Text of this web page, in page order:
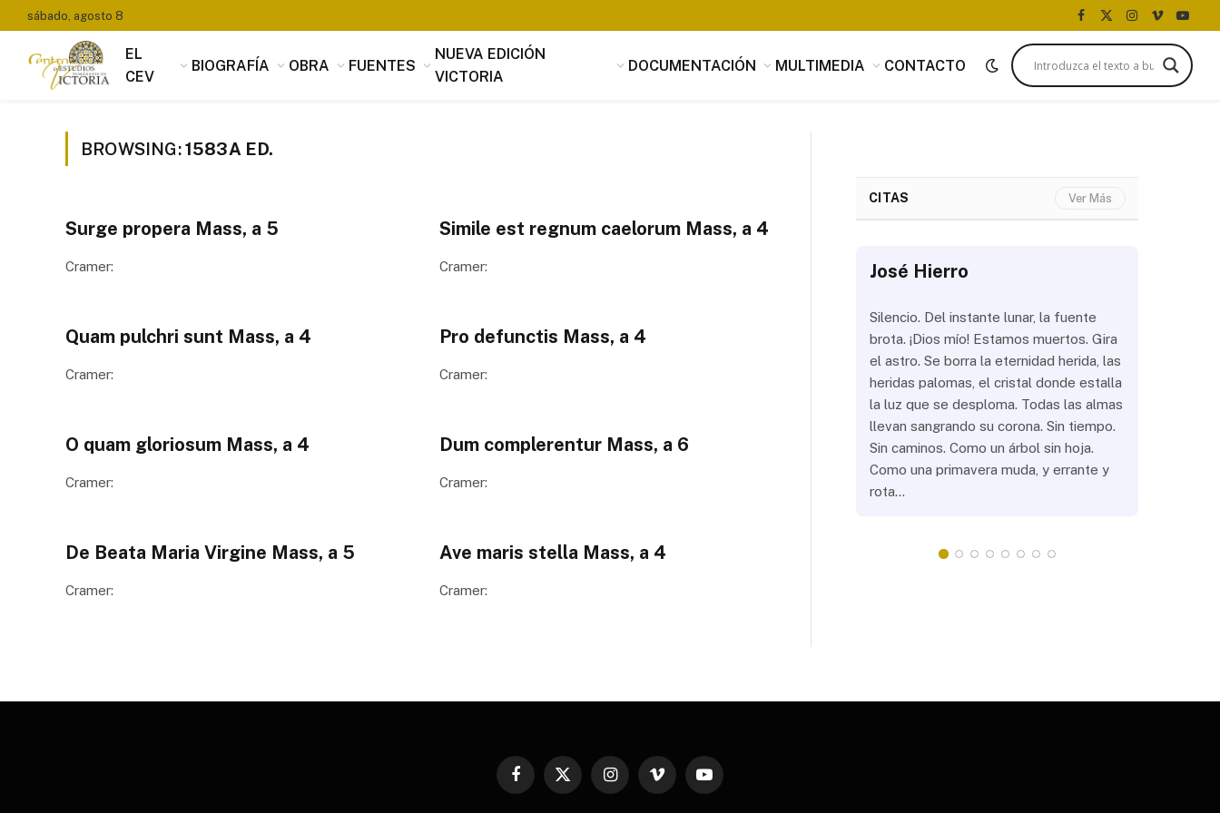
sábado, agosto 8
Facebook
X
(Twitter)
Instagram
Vimeo
EL
CEV
BIOGRAFÍA OBRA FUENTES
NUEVA EDICIÓN
VICTORIA
DOCUMENTACIÓN MULTIMEDIA CONTACTO
BROWSING:1583A ED.
Surge propera Mass, a 5
Cramer:
Simile est regnum caelorum Mass, a 4
Cramer:
Quam pulchri sunt Mass, a 4
Cramer:
Pro defunctis Mass, a 4
Cramer:
O quam gloriosum Mass, a 4
Cramer:
Dum complerentur Mass, a 6
Cramer:
De Beata Maria Virgine Mass, a 5
Cramer:
Ave maris stella Mass, a 4
Cramer:
CITAS Ver Más
útil que la música, que penetrando con
José Hierro
Silencio. Del instante lunar, la fuente
brota. ¡Dios mío! Estamos muertos. Gira
el astro. Se borra la eternidad herida, las
heridas palomas, el cristal donde estalla
la luz que se desploma. Todas las almas
llevan sangrando su corona. Sin tiempo.
Sin caminos. Como un árbol sin hoja.
Como una primavera muda, y errante y
rota…
Facebook
X
InstagramVimeo YouTube